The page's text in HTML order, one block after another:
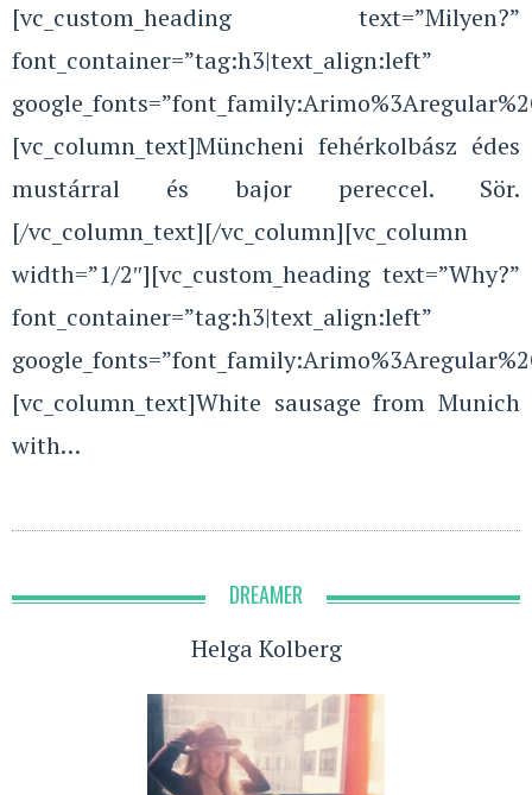
[vc_custom_heading text=”Milyen?”
font_container=”tag:h3|text_align:left”
[vc_column_text]Müncheni fehérkolbász édes
mustárral és bajor pereccel. Sör.
[/vc_column_text][/vc_column][vc_column
width=”1/2″][vc_custom_heading text=”Why?”
font_container=”tag:h3|text_align:left”
[vc_column_text]White sausage from Munich
with…
DREAMER
Helga Kolberg